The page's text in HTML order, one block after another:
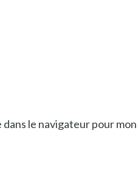
le navigateur pour